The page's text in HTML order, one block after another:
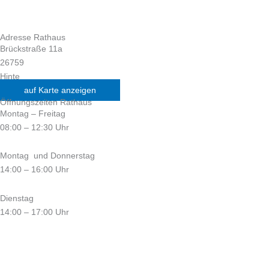
Adresse Rathaus
Brückstraße 11a
26759
Hinte
auf Karte anzeigen
Öffnungszeiten Rathaus
Montag – Freitag
08:00 – 12:30 Uhr
Montag und Donnerstag
14:00 – 16:00 Uhr
Dienstag
14:00 – 17:00 Uhr